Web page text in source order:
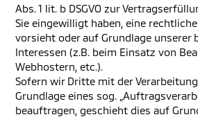
Abs. 1 lit. b DSGVO zur
Sie eingewilligt haben, eine
vorsieht oder auf Grundlage unserer
Interessen (z.B. beim Einsatz von
Webhostern, etc.).
Sofern wir Dritte mit der
Grundlage eines sog.
beauftragen, geschieht dies auf